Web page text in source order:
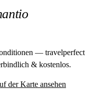
— travelperfect
& kostenlos.
der Karte ansehen